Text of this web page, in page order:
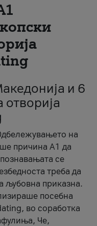
и 6
отворија
на
причина А1 да
се
треба да
љубовна приказна.
посебна
во соработка
Че,